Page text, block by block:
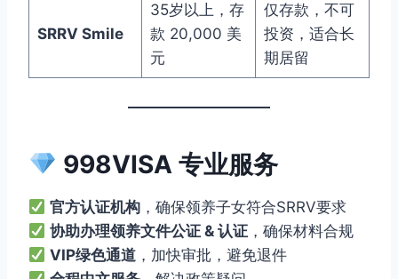
SRRV Smile
35岁以上，存
款 20,000 美
元
仅存款，不可
投资，适合长
期居留
998VISA 专业服务
官方认证机构 ，确保领养子女符合SRRV要求
协助办理领养文件公证 & 认证 ，确保材料合规
VIP绿色通道 ，加快审批，避免退件